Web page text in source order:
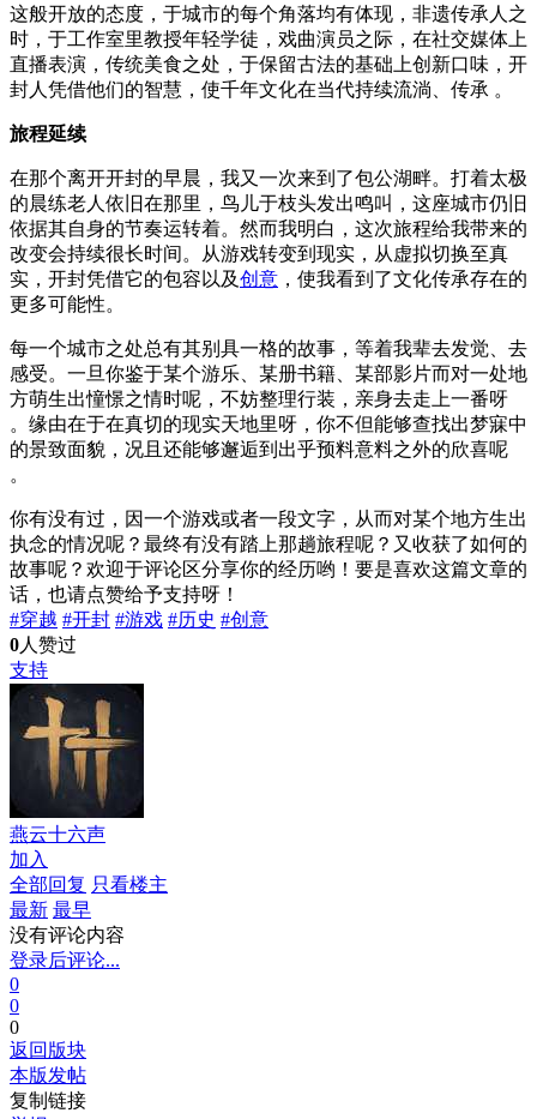
这般开放的态度，于城市的每个角落均有体现，非遗传承人之
时，于工作室里教授年轻学徒，戏曲演员之际，在社交媒体上
直播表演，传统美食之处，于保留古法的基础上创新口味，开
封人凭借他们的智慧，使千年文化在当代持续流淌、传承 。
旅程延续
在那个离开开封的早晨，我又一次来到了包公湖畔。打着太极
的晨练老人依旧在那里，鸟儿于枝头发出鸣叫，这座城市仍旧
依据其自身的节奏运转着。然而我明白，这次旅程给我带来的
改变会持续很长时间。从游戏转变到现实，从虚拟切换至真
实，开封凭借它的包容以及创意 ，使我看到了文化传承存在的
更多可能性。
每一个城市之处总有其别具一格的故事，等着我辈去发觉、去
感受。一旦你鉴于某个游乐、某册书籍、某部影片而对一处地
方萌生出憧憬之情时呢，不妨整理行装，亲身去走上一番呀
。缘由在于在真切的现实天地里呀，你不但能够查找出梦寐中
的景致面貌，况且还能够邂逅到出乎预料意料之外的欣喜呢
。
你有没有过，因一个游戏或者一段文字，从而对某个地方生出
执念的情况呢？最终有没有踏上那趟旅程呢？又收获了如何的
故事呢？欢迎于评论区分享你的经历哟！要是喜欢这篇文章的
话，也请点赞给予支持呀！
#穿越 #开封 #游戏 #历史 #创意
0人赞过
支持
燕云十六声
加入
全部回复 只看楼主
最新 最早
没有评论内容
登录后评论...
0
0
0
返回版块
本版发帖
复制链接